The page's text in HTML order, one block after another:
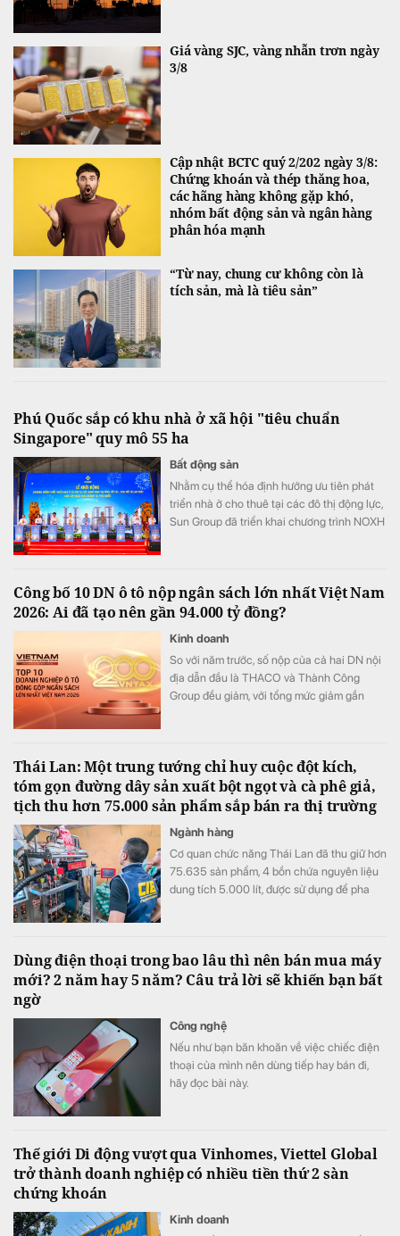
Giá vàng SJC, vàng nhẫn trơn ngày
3/8
Cập nhật BCTC quý 2/202 ngày 3/8:
Chứng khoán và thép thăng hoa,
các hãng hàng không gặp khó,
nhóm bất động sản và ngân hàng
phân hóa mạnh
“Từ nay, chung cư không còn là
tích sản, mà là tiêu sản”
Phú Quốc sắp có khu nhà ở xã hội "tiêu chuẩn
Singapore" quy mô 55 ha
Bất động sản
Nhằm cụ thể hóa định hướng ưu tiên phát
triển nhà ở cho thuê tại các đô thị động lực,
Sun Group đã triển khai chương trình NOXH
môi trường sống xanh, kết nối đồng bộ tiện
ích trường học, y tế, thương mại cho người
Công bố 10 DN ô tô nộp ngân sách lớn nhất Việt Nam
2026: Ai đã tạo nên gần 94.000 tỷ đồng?
Kinh doanh
So với năm trước, số nộp của cả hai DN nội
địa dẫn đầu là THACO và Thành Công
Group đều giảm, với tổng mức giảm gần
Thái Lan: Một trung tướng chỉ huy cuộc đột kích,
tóm gọn đường dây sản xuất bột ngọt và cà phê giả,
tịch thu hơn 75.000 sản phẩm sắp bán ra thị trường
Ngành hàng
Cơ quan chức năng Thái Lan đã thu giữ hơn
75.635 sản phẩm, 4 bồn chứa nguyên liệu
dung tích 5.000 lít, được sử dụng để pha
Dùng điện thoại trong bao lâu thì nên bán mua máy
mới? 2 năm hay 5 năm? Câu trả lời sẽ khiến bạn bất
ngờ
Công nghệ
Nếu như bạn băn khoăn về việc chiếc điện
thoại của mình nên dùng tiếp hay bán đi,
hãy đọc bài này.
Thế giới Di động vượt qua Vinhomes, Viettel Global
trở thành doanh nghiệp có nhiều tiền thứ 2 sàn
chứng khoán
Kinh doanh